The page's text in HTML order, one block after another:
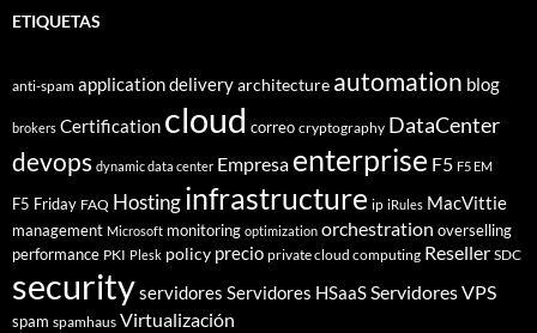
ETIQUETAS
anti-spam application deliveryarchitecture automation blog
brokers Certification cloud correo cryptography DataCenter
devops dynamic data center Empresa enterprise F5 F5 EM
F5 Friday FAQ Hostinginfrastructure ip iRules MacVittie
management Microsoft monitoring optimization orchestration overselling
performance PKI Plesk policy precio private cloud computing Reseller SDC
securityservidores Servidores HSaaSServidores VPS
spam spamhaus Virtualización